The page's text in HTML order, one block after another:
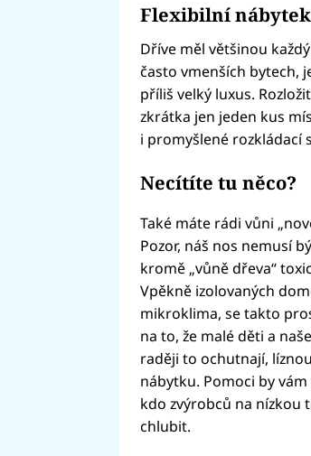
Flexibilní nábytek
Dříve měl většinou
často vmenších bytech,
příliš velký luxus.
zkrátka jen jeden kus
i promyšlené rozkládací
Necítíte tu něco?
Také máte rádi vůni
Pozor, náš nos nemusí
kromě „vůně dřeva“
Vpěkně izolovaných
mikroklima, se takto
na to, že malé děti a
raději to ochutnají,
nábytku. Pomoci by
kdo zvýrobců na nízkou
chlubit.